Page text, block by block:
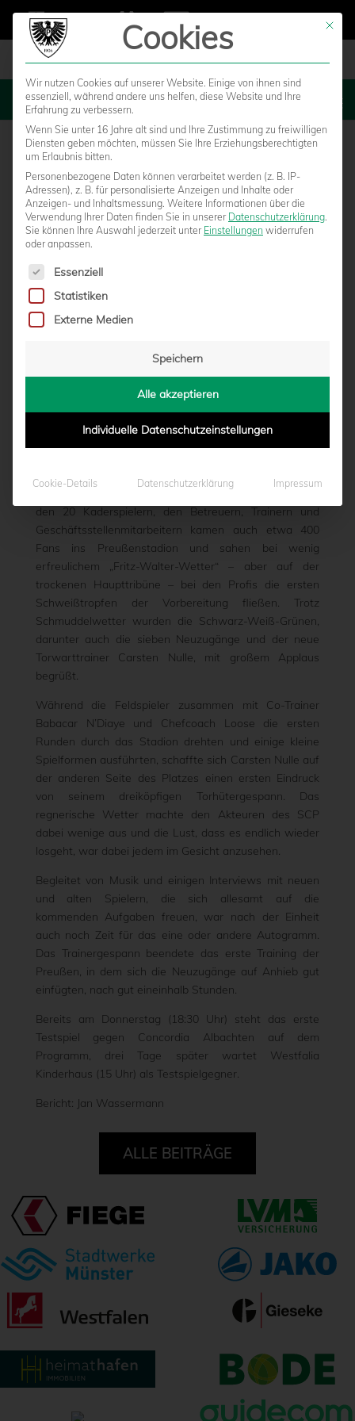
MENU
TRAININGSAUFTAKT: PREUSSEN STARTEN V
ORBEREITUNG
vonMarcel Weskamp|21.06.2015 - 18:22
seine Mannschaft zur ersten Trainingseinheit. Neben
den 20 Kaderspielern, den Betreuern, Trainern und
Geschäftsstellenmitarbeitern kamen auch etwa 400
Fans ins Preußenstadion und sahen bei wenig
erfreulichem „Fritz-Walter-Wetter“ – aber auf der
trockenen Haupttribüne – bei den Profis die ersten
Schweißtropfen der Vorbereitung fließen. Trotz
Schmuddelwetter wurden die Schwarz-Weiß-Grünen,
darunter auch die sieben Neuzugänge und der neue
Torwarttrainer Carsten Nulle, mit großem Applaus
begrüßt.
Während die Feldspieler zusammen mit Co-Trainer
Babacar N’Diaye und Chefcoach Loose die ersten
Runden durch das Stadion drehten und einige kleine
Spielformen ausführten, schaffte sich Carsten Nulle auf
der anderen Seite des Platzes einen ersten Eindruck
von seinem dreiköpfigen Torhütergespann. Das
regnerische Wetter machte den Akteuren des SCP
dabei wenige aus und die Lust, dass es endlich wieder
losgeht, war dabei jedem im Gesicht anzusehen.
Begleitet von Musik und einigen Interviews mit neuen
und alten Spielern, die sich allesamt auf die
kommenden Aufgaben freuen, war nach der Einheit
auch noch Zeit für das eine oder andere Autogramm.
Das Trainergespann beendete das erste Training der
Preußen, in dem sich die Neuzugänge auf Anhieb gut
einfügten, nach gut eineinhalb Stunden.
Bereits am Donnerstag (18:30 Uhr) steht das erste
Testspiel gegen Concordia Albachten auf dem
Programm, drei Tage später wartet Westfalia
Kinderhaus (15 Uhr) als Testspielgegner.
Bericht: Jan Wassermann
ALLE BEITRÄGE
Mit
Cookies
Wir nutzen Cookies auf unserer Website. Einige von ihnen sind
essenziell, während andere uns helfen, diese Website und Ihre
Erfahrung zu verbessern.
Wenn Sie unter 16 Jahre alt sind und Ihre Zustimmung zu freiwilligen
Diensten geben möchten, müssen Sie Ihre Erziehungsberechtigten
um Erlaubnis bitten.
Personenbezogene Daten können verarbeitet werden (z. B. IP-
Adressen), z. B. für personalisierte Anzeigen und Inhalte oder
Anzeigen- und Inhaltsmessung. Weitere Informationen über die
Verwendung Ihrer Daten finden Sie in unserer Datenschutzerklärung.
Sie können Ihre Auswahl jederzeit unter Einstellungen widerrufen
oder anpassen.
Es folgt eine Liste der Service-Gruppen, für die eine
Essenziell
Statistiken
Externe Medien
Speichern
Alle akzeptieren
Individuelle Datenschutzeinstellungen
Cookie-Details Datenschutzerklärung Impressum